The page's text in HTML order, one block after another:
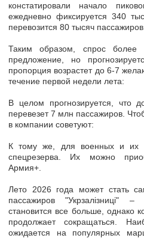
констатировали начало
ежедневно фиксируется 340
перевозится 80 тысяч пассажиров
Таким образом, спрос
предложение, но
пропорция возрастет до 6-7
течение первой недели лета:
В целом прогнозируется, что
перевезет 7 млн пассажиров .
в компании советуют:
К тому же, для военных и их
спецрезерва . Их можно
Армия+.
Лето 2026 года может стать
пассажиров "Укрзалізниці" –
становится все больше, однако
продолжает сокращаться .
ожидается на популярных